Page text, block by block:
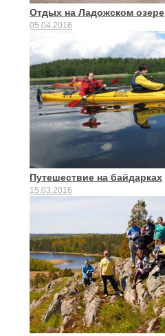
Отдых на Ладожском озере
05.04.2016
Путешествие на байдарках
15.03.2016